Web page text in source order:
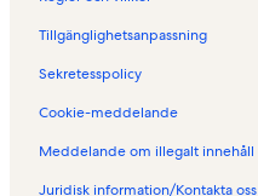
o
n
d
n
Tillgänglighetsanpassning
Sekretesspolicy
Cookie-meddelande
Meddelande om illegalt innehåll
Juridisk information/Kontakta oss